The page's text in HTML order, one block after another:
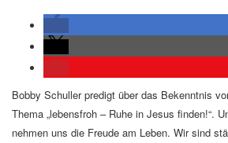
Bobby Schuller predigt über das Bekenntnis
Thema „lebensfroh – Ruhe in Jesus finden!“.
nehmen uns die Freude am Leben. Wir sind